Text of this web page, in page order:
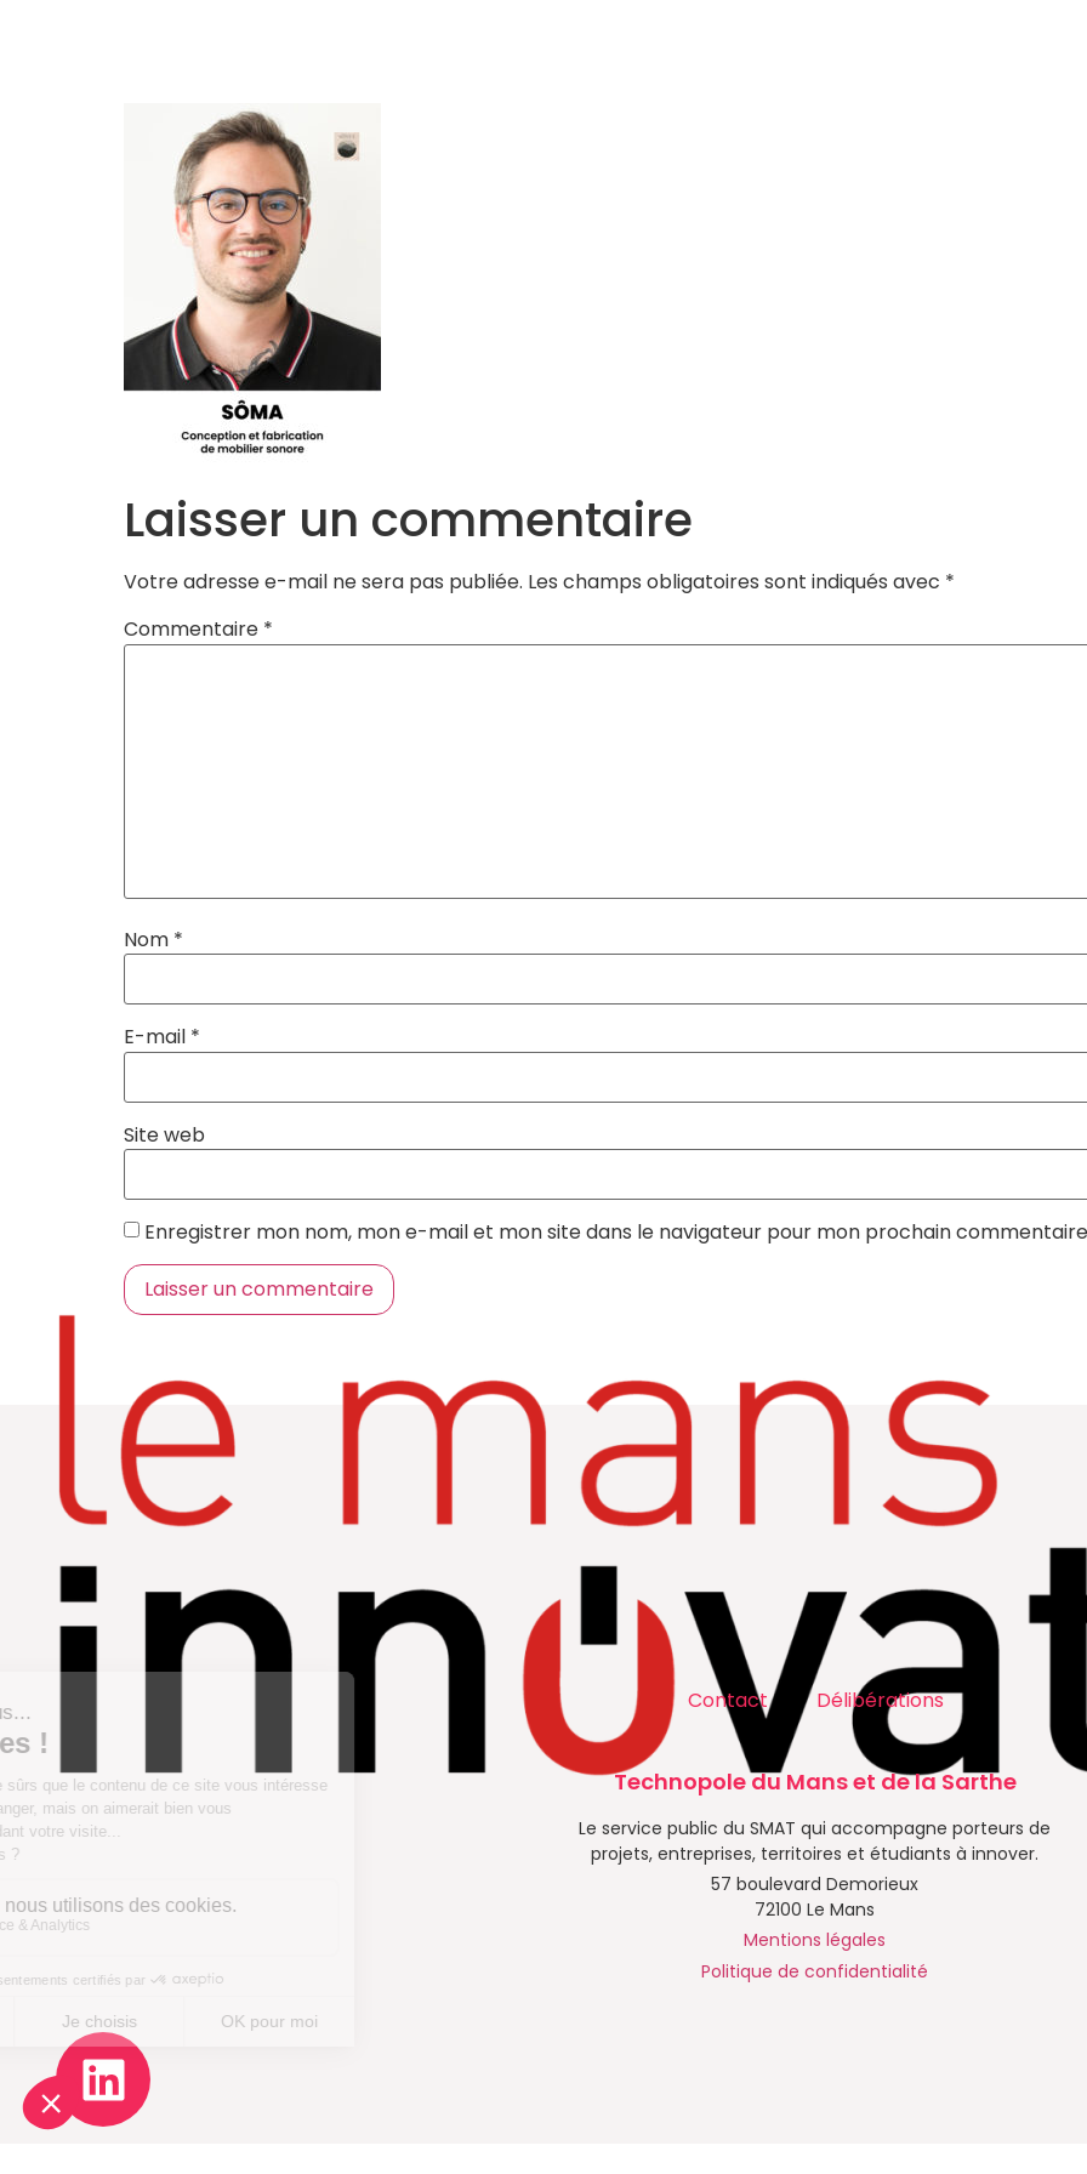
Laisser un commentaire
Votre adresse e-mail ne sera pas publiée. Les champs obligatoires sont indiqués avec *
Commentaire *
Nom *
E-mail *
Site web
Enregistrer mon nom, mon e-mail et mon site dans le navigateur pour mon prochain
Contact Délibérations
Technopole du Mans et de la Sarthe
Le service public du SMAT qui accompagne porteurs de
projets, entreprises, territoires et étudiants à innover.
57 boulevard Demorieux
72100 Le Mans
Mentions légales
Politique de confidentialité